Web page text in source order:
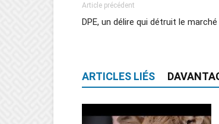
Article précédent
DPE, un délire qui détruit le
ARTICLES LIÉS